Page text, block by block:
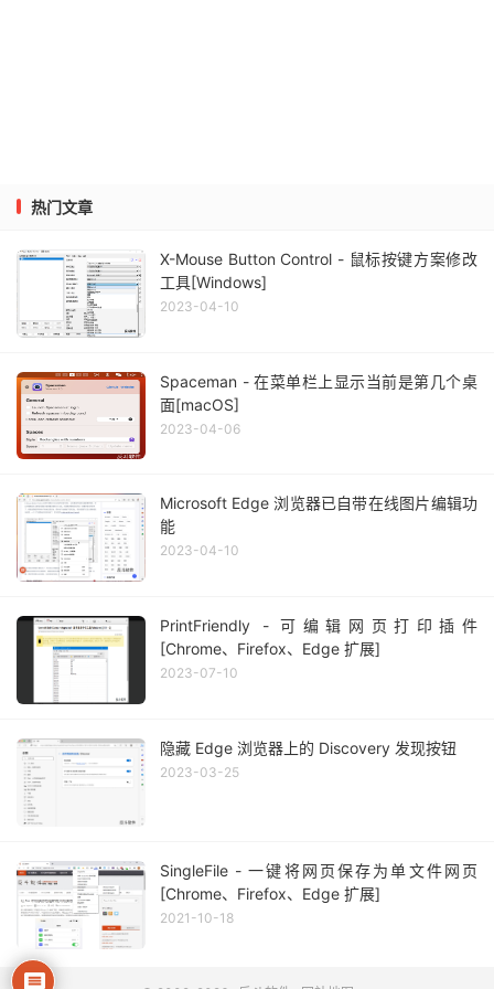
热门文章
X-Mouse Button Control - 鼠标按键方案修改
工具[Windows]
2023-04-10
Spaceman - 在菜单栏上显示当前是第几个桌
面[macOS]
2023-04-06
Microsoft Edge 浏览器已自带在线图片编辑功
能
2023-04-10
PrintFriendly - 可编辑网页打印插件
[Chrome、Firefox、Edge 扩展]
2023-07-10
隐藏 Edge 浏览器上的 Discovery 发现按钮
2023-03-25
SingleFile - 一键将网页保存为单文件网页
[Chrome、Firefox、Edge 扩展]
2021-10-18